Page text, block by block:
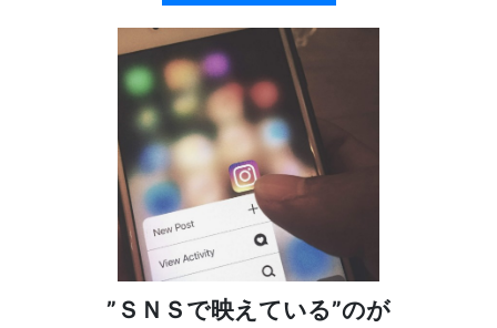
”ＳＮＳで映えている”のが